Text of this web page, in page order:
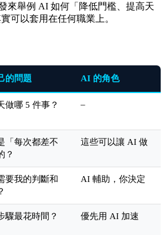
來舉例 AI 如何「降低門檻、提高天
可以套用在任何職業上。
的問題 AI 的角色
做哪 5 件事？ –
「每次都差不
？
這些可以讓 AI 做
要我的判斷和
AI 輔助，你決定
驟最花時間？ 優先用 AI 加速